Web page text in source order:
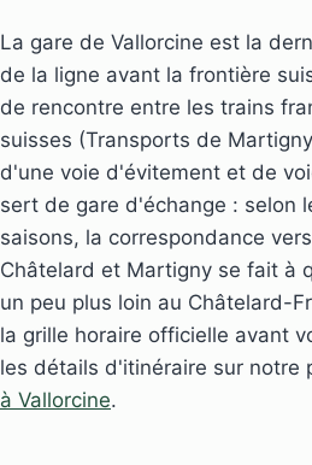
La gare de Vallorcine est la
de la ligne avant la frontière
de rencontre entre les trains
suisses (Transports de
d'une voie d'évitement et de
sert de gare d'échange : selon
saisons, la correspondance
Châtelard et Martigny se fait à
un peu plus loin au Châtelard-
la grille horaire officielle avant
les détails d'itinéraire sur notre
à Vallorcine.